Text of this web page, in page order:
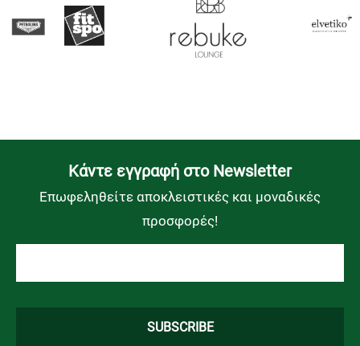
Kάντε εγγραφή στο Newsletter
Επωφεληθείτε αποκλειστικές και μοναδικές
προσφορές!